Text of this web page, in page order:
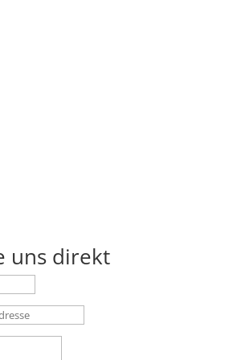
uns direkt